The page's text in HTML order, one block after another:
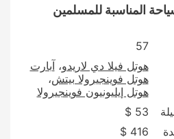
المناسبة للمسلمين
57
هوتل فيلا دي لاريدو آبارت
هوتل فوينجيرولا بيتش
هوتل إيليونيون فوينجيرولا
53 $
416 $